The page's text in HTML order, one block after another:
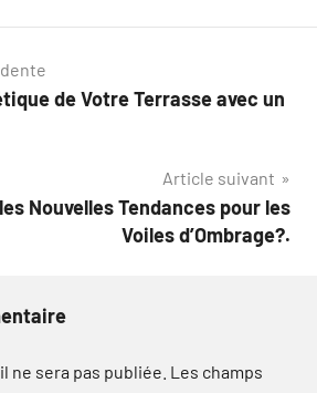
de Votre Terrasse avec un
Article suivant
Nouvelles Tendances pour les
Voiles d’Ombrage?.
ne sera pas publiée. Les champs